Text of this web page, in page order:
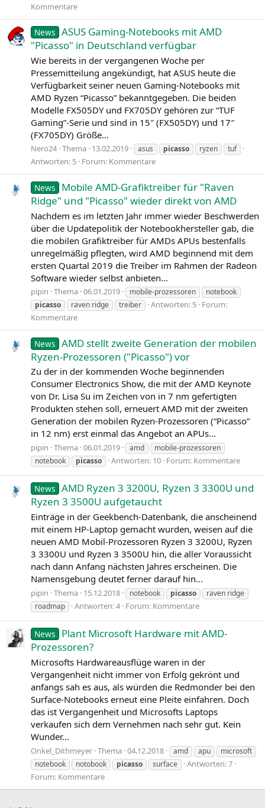
Kommentare
News ASUS Gaming-Notebooks mit AMD
"Picasso" in Deutschland verfügbar
Wie bereits in der vergangenen Woche per
Pressemitteilung angekündigt, hat ASUS heute die
Verfügbarkeit seiner neuen Gaming-Notebooks mit
AMD Ryzen “Picasso” bekanntgegeben. Die beiden
Modelle FX505DY und FX705DY gehören zur “TUF
Gaming”-Serie und sind in 15″ (FX505DY) und 17″
(FX705DY) Größe...
Nero24 Thema 13.02.2019 asus picasso ryzen tuf
Antworten: 5 Forum: Kommentare
News
Mobile AMD-Grafiktreiber für "Raven
Ridge" und "Picasso" wieder direkt von AMD
Nachdem es im letzten Jahr immer wieder Beschwerden
über die Updatepolitik der Notebookhersteller gab, die
die mobilen Grafiktreiber für AMDs APUs bestenfalls
unregelmäßig pflegten, wird AMD beginnend mit dem
ersten Quartal 2019 die Treiber im Rahmen der Radeon
Software wieder selbst anbieten...
pipin Thema 06.01.2019 mobile-prozessoren
notebook
picasso
raven ridge treiber Antworten: 5 Forum:
Kommentare
News AMD stellt zweite Generation der mobilen
Ryzen-Prozessoren ("Picasso") vor
Zu der in der kommenden Woche beginnenden
Consumer Electronics Show, die mit der AMD Keynote
von Dr. Lisa Su im Zeichen von in 7 nm gefertigten
Produkten stehen soll, erneuert AMD mit der zweiten
Generation der mobilen Ryzen-Prozessoren (“Picasso”
in 12 nm) erst einmal das Angebot an APUs...
pipin Thema 06.01.2019 amd
mobile-prozessoren
notebook
picasso Antworten: 10 Forum: Kommentare
News AMD Ryzen 3 3200U, Ryzen 3 3300U und
Ryzen 3 3500U aufgetaucht
Einträge in der Geekbench-Datenbank, die anscheinend
mit einem HP-Laptop gemacht wurden, weisen auf die
neuen AMD Mobil-Prozessoren Ryzen 3 3200U, Ryzen
3 3300U und Ryzen 3 3500U hin, die aller Voraussicht
nach dann Anfang nächsten Jahres erscheinen. Die
Namensgebung deutet ferner darauf hin...
pipin Thema 15.12.2018 notebook picasso
raven ridge
roadmap
Antworten: 4 Forum: Kommentare
News
Plant Microsoft Hardware mit AMD-
Prozessoren?
Microsofts Hardwareausflüge waren in der
Vergangenheit nicht immer von Erfolg gekrönt und
anfangs sah es aus, als würden die Redmonder bei den
Surface-Notebooks erneut eine Pleite einfahren. Doch
das ist Vergangenheit und Microsofts Laptops
verkaufen sich dem Vernehmen nach sehr gut. Kein
Wunder...
Onkel_Dithmeyer Thema 04.12.2018 amd apu
microsoft
notebook
notobook picasso surface
Antworten: 7
Forum: Kommentare